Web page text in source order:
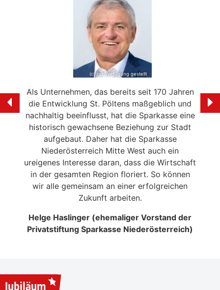
Als Unternehmen, das bereits seit 170 Jahren
die Entwicklung St. Pöltens maßgeblich und
nachhaltig beeinflusst, hat die Sparkasse eine
historisch gewachsene Beziehung zur Stadt
aufgebaut. Daher hat die Sparkasse
Niederösterreich Mitte West auch ein
ureigenes Interesse daran, dass die Wirtschaft
in der gesamten Region floriert. So können
wir alle gemeinsam an einer erfolgreichen
Zukunft arbeiten.
Helge Haslinger (ehemaliger Vorstand der
Privatstiftung Sparkasse Niederösterreich)
(c) zur Verfügung gestellt
Ich
Jubiläum